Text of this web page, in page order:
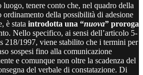
tenere conto che, nel quadro della
della possibilità di adesione
è stata introdotta una “nuova” proroga
Nello specifico, ai sensi dell’articolo 5-
218/1997, viene stabilito che i termini per
sospesi fino alla comunicazione
e comunque non oltre la scadenza del
del verbale di constatazione. Di